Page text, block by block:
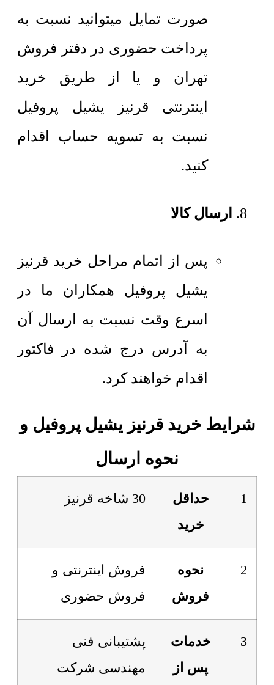
صورت تمایل میتوانید نسبت به
پرداخت حضوری در دفتر فروش
تهران و یا از طریق خرید
اینترنتی قرنیز یشیل پروفیل
نسبت به تسویه حساب اقدام
کنید.
ارسال کالا
پس از اتمام مراحل خرید قرنیز
یشیل پروفیل همکاران ما در
اسرع وقت نسبت به ارسال آن
به آدرس درج شده در فاکتور
اقدام خواهند کرد.
شرایط خرید قرنیز یشیل پروفیل و
نحوه ارسال
1
حداقل
خرید
30 شاخه قرنیز
2
نحوه
فروش
فروش اینترنتی و
فروش حضوری
3
خدمات
پس از
پشتیبانی فنی
مهندسی شرکت